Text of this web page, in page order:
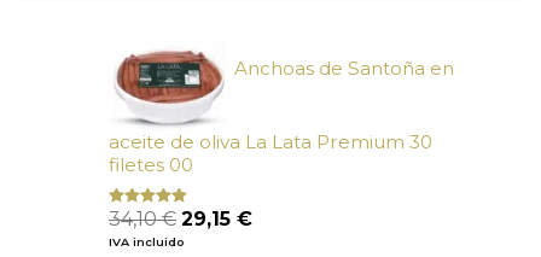
Anchoas de Santoña en
aceite de oliva La Lata Premium 30
filetes 00
Valorado
con
de 5
34,10€ El
precio
29,15 €El
IVA incluido